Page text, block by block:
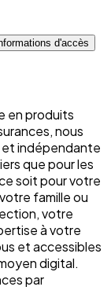
d'accès
en produits
nous
et indépendante
que pour les
soit pour votre
famille ou
votre
à votre
et accessibles
digital.
par